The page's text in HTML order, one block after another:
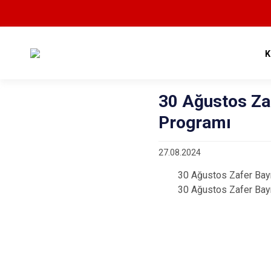
30 Ağustos
Programı
27.08.2024
30 Ağustos Zafer
30 Ağustos Zafer